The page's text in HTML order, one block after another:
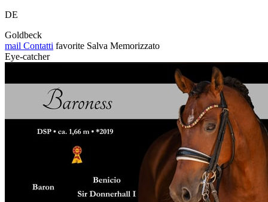
DE
Goldbeck
mail Contatti favorite Salva Memorizzato
Eye-catcher